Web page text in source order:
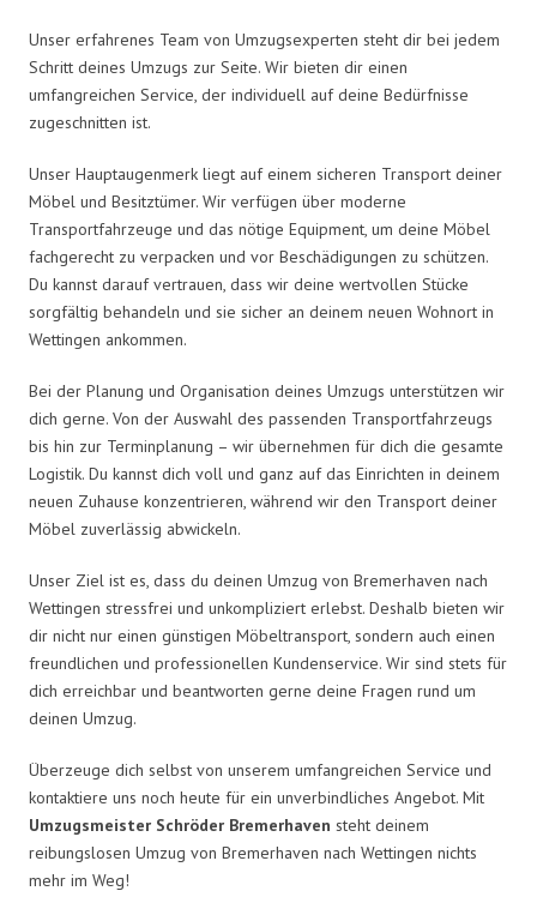
Unser erfahrenes Team von Umzugsexperten steht dir bei jedem
Schritt deines Umzugs zur Seite. Wir bieten dir einen
umfangreichen Service, der individuell auf deine Bedürfnisse
zugeschnitten ist.
Unser Hauptaugenmerk liegt auf einem sicheren Transport deiner
Möbel und Besitztümer. Wir verfügen über moderne
Transportfahrzeuge und das nötige Equipment, um deine Möbel
fachgerecht zu verpacken und vor Beschädigungen zu schützen.
Du kannst darauf vertrauen, dass wir deine wertvollen Stücke
sorgfältig behandeln und sie sicher an deinem neuen Wohnort in
Wettingen ankommen.
Bei der Planung und Organisation deines Umzugs unterstützen wir
dich gerne. Von der Auswahl des passenden Transportfahrzeugs
bis hin zur Terminplanung – wir übernehmen für dich die gesamte
Logistik. Du kannst dich voll und ganz auf das Einrichten in deinem
neuen Zuhause konzentrieren, während wir den Transport deiner
Möbel zuverlässig abwickeln.
Unser Ziel ist es, dass du deinen Umzug von Bremerhaven nach
Wettingen stressfrei und unkompliziert erlebst. Deshalb bieten wir
dir nicht nur einen günstigen Möbeltransport, sondern auch einen
freundlichen und professionellen Kundenservice. Wir sind stets für
dich erreichbar und beantworten gerne deine Fragen rund um
deinen Umzug.
Überzeuge dich selbst von unserem umfangreichen Service und
kontaktiere uns noch heute für ein unverbindliches Angebot. Mit
Umzugsmeister Schröder Bremerhaven steht deinem
reibungslosen Umzug von Bremerhaven nach Wettingen nichts
mehr im Weg!